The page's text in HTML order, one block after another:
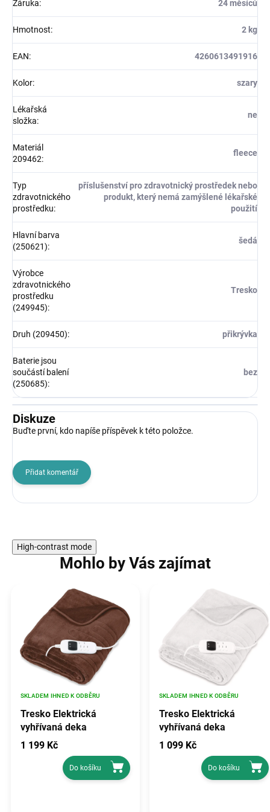
Záruka: 24 měsíců
Hmotnost: 2 kg
EAN: 4260613491916
Kolor: szary
Lékařská
složka:
ne
Materiál
209462:
fleece
Typ
zdravotnického
prostředku:
příslušenství pro zdravotnický prostředek nebo
produkt, který nemá zamýšlené lékařské
použití
Hlavní barva
(250621):
šedá
Výrobce
zdravotnického
prostředku
(249945):
Tresko
Druh (209450): přikrývka
Baterie jsou
součástí balení
(250685):
bez
Diskuze
Buďte první, kdo napíše příspěvek k této položce.
Přidat komentář
High-contrast mode
Mohlo by Vás zajímat
Tresko Elektrická
vyhřívaná deka
180x130cm Hnědá
SKLADEM IHNED K ODBĚRU
1 199 Kč
Do košíku
Tresko Elektrická
vyhřívaná deka
180x130cm Krémová
SKLADEM IHNED K ODBĚRU
1 099 Kč
Do košíku